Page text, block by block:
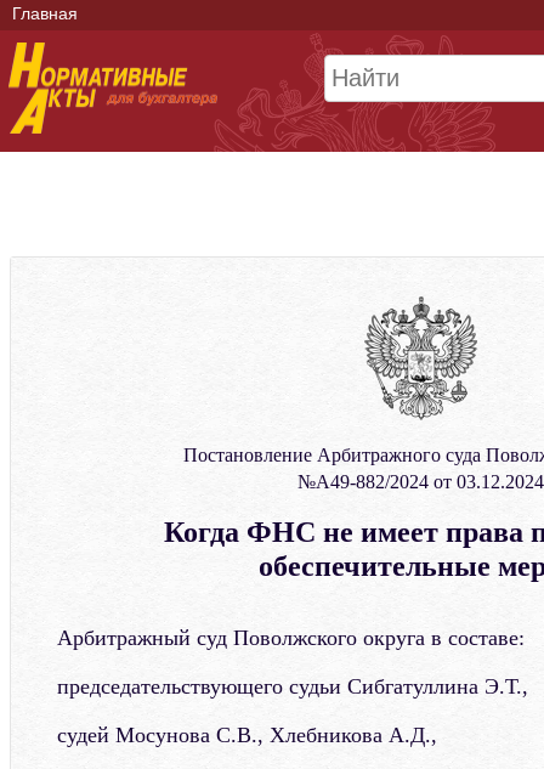
Главная
Постановление Арбитражного суда
№А49-882/2024 от 03.12.2024
Когда ФНС не имеет права
обеспечительные
Арбитражный суд Поволжского округа в составе:
председательствующего судьи Сибгатуллина Э.Т.,
судей Мосунова С.В., Хлебникова А.Д.,